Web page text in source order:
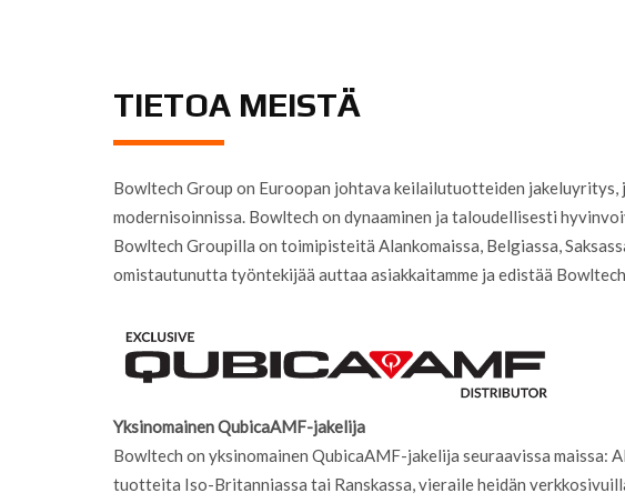
TIETOA MEISTÄ
Bowltech Group on Euroopan johtava keilailutuotteiden
modernisoinnissa. Bowltech on dynaaminen ja taloudellisesti
Bowltech Groupilla on toimipisteitä Alankomaissa, Belgiassa,
omistautunutta työntekijää auttaa asiakkaitamme ja edistää
Yksinomainen QubicaAMF-jakelija
Bowltech on yksinomainen QubicaAMF-jakelija seuraavissa maissa:
tuotteita Iso-Britanniassa tai Ranskassa, vieraile heidän